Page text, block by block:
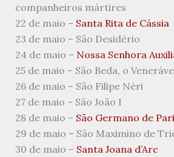
companheiros mártires
22 de maio – Santa Rita de Cássia
23 de maio – São Desidério
24 de maio – Nossa Senhora
25 de maio – São Beda, o
26 de maio – São Filipe Néri
27 de maio – São João I
28 de maio – São Germano de
29 de maio – São Maximino de
30 de maio – Santa Joana d’Arc